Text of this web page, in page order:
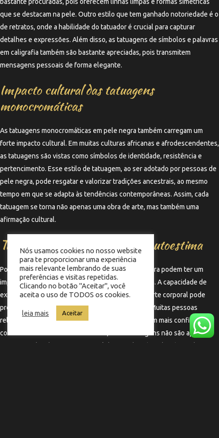
que se destacam na pele. Outro estilo que tem ganhado notoriedade é o
de retratos, onde a habilidade do tatuador é crucial para capturar
detalhes e expressões. Além disso, as tatuagens de símbolos e palavras
em caligrafia também são bastante apreciadas, pois transmitem
mensagens pessoais de forma elegante.
Impacto cultural das tatuagens
monocromáticas
As tatuagens monocromáticas em pele negra também carregam um
forte impacto cultural. Em muitas culturas africanas e afrodescendentes,
as tatuagens são vistas como símbolos de identidade, resistência e
pertencimento. Esse estilo de tatuagem, ao ser adotado por pessoas de
pele negra, pode resgatar e valorizar tradições ancestrais, ao mesmo
tempo em que se adapta às tendências contemporâneas. Assim, cada
tatuagem se torna não apenas uma obra de arte, mas também uma
afirmação cultural.
Tatuagens monocromáticas e autoestima
Por fim, as tatuagens monocromáticas em pele negra podem ter um
impacto significativo na autoestima de quem as usa. A capacidade de
expressar a individualidade e a beleza através da arte corporal pode
proporcionar um sentimento de empoderamento. Muitas pessoas
relatam que suas tatuagens as ajudam a se sentirem mais confiantes e
conectadas à sua identidade. Assim, essas tatuagens não são apenas
Nós usamos cookies no nosso website
para te proporcionar uma experiência
mais relevante lembrando de suas
preferências e visitas repetidas.
Clicando no botão "Aceitar", você
aceita o uso de TODOS os cookies.
leia mais Aceitar